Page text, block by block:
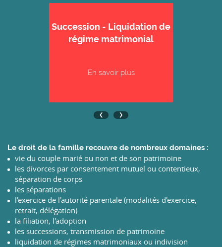
Succession - Liquidation de
régime matrimonial
En savoir plus
Le droit de la famille recouvre de nombreux domaines :
vie du couple marié ou non et de son patrimoine
les divorces par consentement mutuel ou contentieux,
séparation de corps
les séparations
l'exercice de l'autorité parentale (modalités d'exercice,
retrait, délégation)
la filiation, l'adoption
les successions, transmission de patrimoine
liquidation de régimes matrimoniaux ou indivision